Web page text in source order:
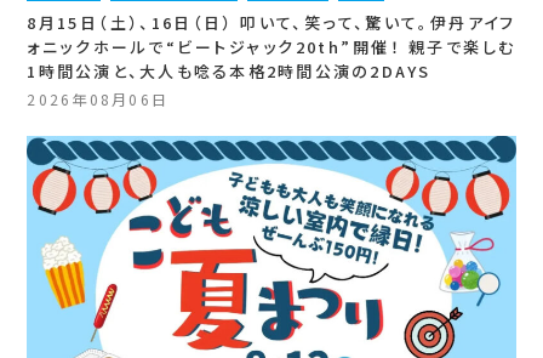
8月15日（土）、16日（日） 叩いて、笑って、驚いて。伊丹アイフ
ォニックホールで“ビートジャック20th”開催！ 親子で楽しむ
1時間公演と、大人も唸る本格2時間公演の2DAYS
2026年08月06日